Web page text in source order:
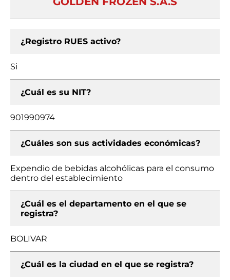
¿Registro RUES activo?
Si
¿Cuál es su NIT?
901990974
¿Cuáles son sus actividades económicas?
Expendio de bebidas alcohólicas para el consumo
dentro del establecimiento
¿Cuál es el departamento en el que se
registra?
BOLIVAR
¿Cuál es la ciudad en el que se registra?